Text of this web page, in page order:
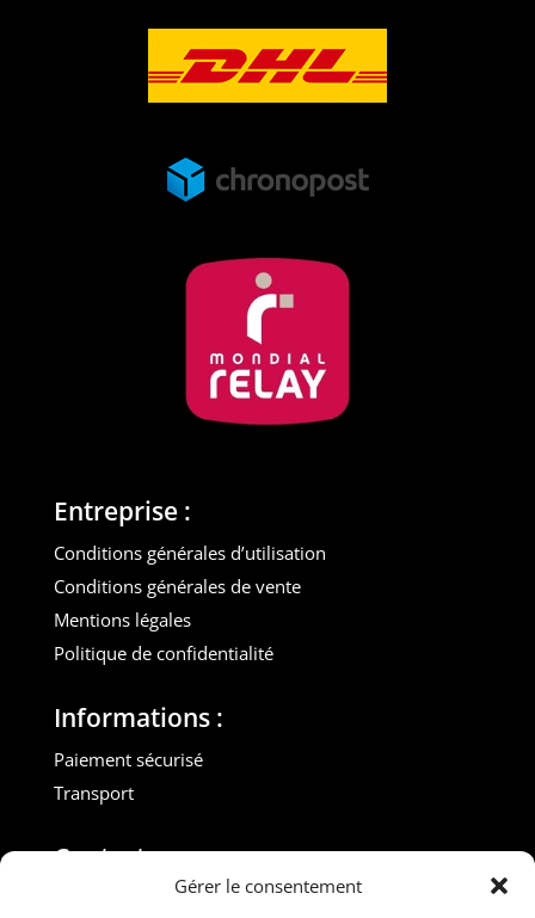
Gérer le consentement
Entreprise :
Conditions générales d’utilisation
Conditions générales de vente
Mentions légales
Politique de confidentialité
Informations :
Paiement sécurisé
Transport
Contact :
M. Gilles ROUVEYROL